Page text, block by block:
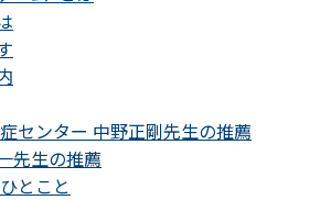
センター 中野正剛先生の推薦
先生の推薦
とこと